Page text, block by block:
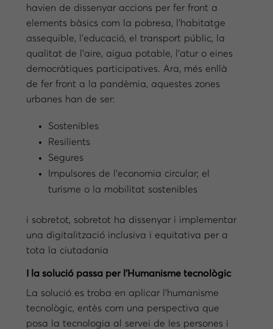
havien de dissenyar accions per fer front a
elements bàsics com la pobresa, l’habitatge
assequible, l’educació, el transport públic, la
qualitat de l’aire, aigua potable, l’atur o eines
democràtiques participatives. Ara, més enllà
de fer front a la pandèmia, aquestes zones
urbanes han de ser:
Sostenibles
Resilients
Segures
Impulsores de l’economia circular; el
turisme o la mobilitat sostenibles
i sobretot, sobretot ha dissenyar i implementar
una digitalització inclusiva i equitativa per a
tota la ciutadania
I la solució passa per l’Humanisme tecnològic
La solució es troba en aplicar l’humanisme
tecnològic, entès com una perspectiva que
posa la tecnologia al servei de les persones i